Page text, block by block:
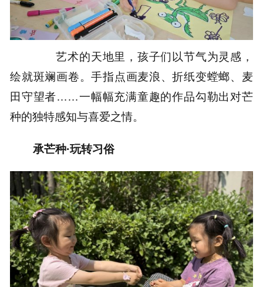
艺术的天地里，孩子们以节气为灵感，
绘就斑斓画卷。手指点画麦浪、折纸变螳螂、麦
田守望者……一幅幅充满童趣的作品勾勒出对芒
种的独特感知与喜爱之情。
承芒种·玩转习俗